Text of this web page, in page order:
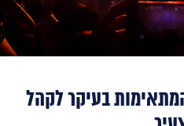
בעיקר לקהל